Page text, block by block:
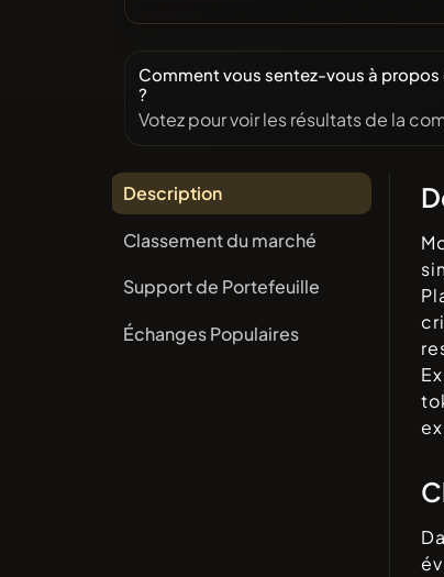
Comment vous sentez-vous à
?
Votez pour voir les résultats de la
Description
Classement du marché
Support de Portefeuille
Échanges Populaires